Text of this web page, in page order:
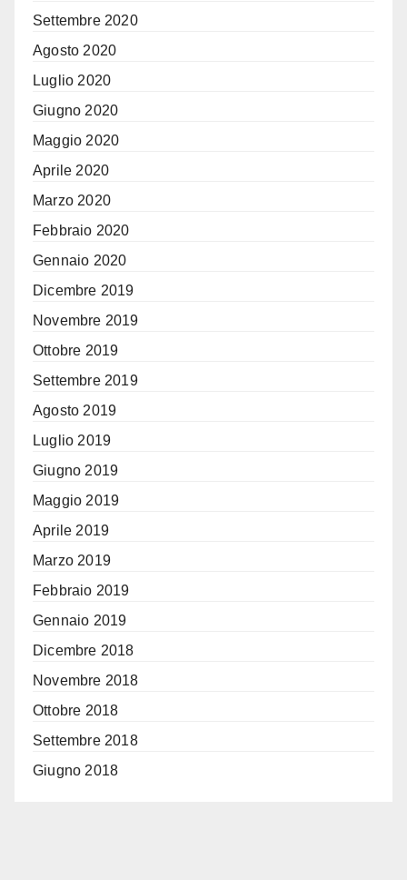
Settembre 2020
Agosto 2020
Luglio 2020
Giugno 2020
Maggio 2020
Aprile 2020
Marzo 2020
Febbraio 2020
Gennaio 2020
Dicembre 2019
Novembre 2019
Ottobre 2019
Settembre 2019
Agosto 2019
Luglio 2019
Giugno 2019
Maggio 2019
Aprile 2019
Marzo 2019
Febbraio 2019
Gennaio 2019
Dicembre 2018
Novembre 2018
Ottobre 2018
Settembre 2018
Giugno 2018